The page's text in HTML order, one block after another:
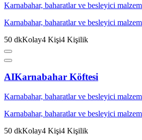
Karnabahar, baharatlar ve besleyici
Karnabahar, baharatlar ve besleyici
50 dkKolay4 Kişi4 Kişilik
AIKarnabahar Köftesi
Karnabahar, baharatlar ve besleyici
Karnabahar, baharatlar ve besleyici
50 dkKolay4 Kişi4 Kişilik